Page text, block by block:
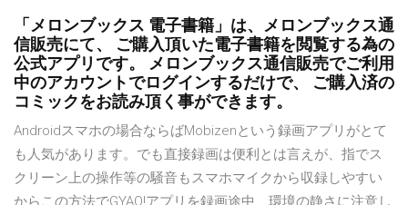
「メロンブックス 電子書籍」は、メロンブックス通
信販売にて、 ご購入頂いた電子書籍を閲覧する為の
公式アプリです。 メロンブックス通信販売でご利用
中のアカウントでログインするだけで、 ご購入済の
コミックをお読み頂く事ができます。
Androidスマホの場合ならばMobizenという録画アプリがとて
も人気があります。でも直接録画は便利とは言えが、指でス
クリーン上の操作等の騒音もスマホマイクから収録しやすい